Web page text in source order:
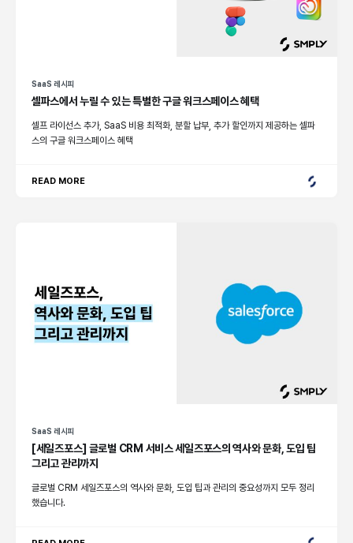
SaaS 레시피
셀파스에서 누릴 수 있는 특별한 구글 워크스페이스 혜택
셀프 라이선스 추가, SaaS 비용 최적화, 분할 납부, 추가 할인까지 제공하는 셀파
스의 구글 워크스페이스 혜택
READ MORE
SaaS 레시피
[세일즈포스] 글로벌 CRM 서비스 세일즈포스의 역사와 문화, 도입 팁
그리고 관리까지
글로벌 CRM 세일즈포스의 역사와 문화, 도입 팁과 관리의 중요성까지 모두 정리
했습니다.